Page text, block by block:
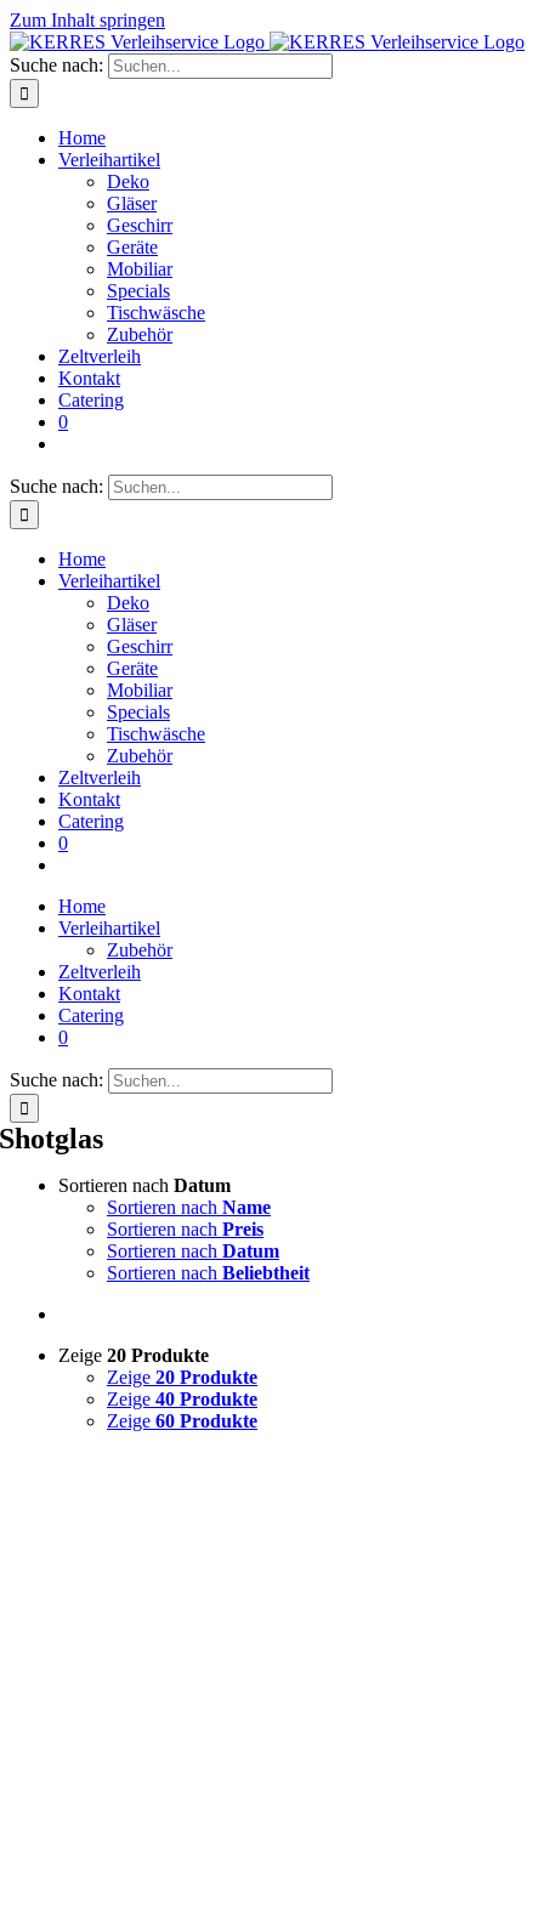
Zum Inhalt springen
Suche nach:
Home
Verleihartikel
Deko
Gläser
Geschirr
Geräte
Mobiliar
Specials
Tischwäsche
Zubehör
Zeltverleih
Kontakt
Catering
0
Suche nach:
Home
Verleihartikel
Deko
Gläser
Geschirr
Geräte
Mobiliar
Specials
Tischwäsche
Zubehör
Zeltverleih
Kontakt
Catering
0
Home
Verleihartikel
Zubehör
Zeltverleih
Kontakt
Catering
0
Suche nach:
Shotglas
Sortieren nach Datum
Sortieren nach Name
Sortieren nach Preis
Sortieren nach Datum
Sortieren nach Beliebtheit
Zeige 20 Produkte
Zeige 20 Produkte
Zeige 40 Produkte
Zeige 60 Produkte